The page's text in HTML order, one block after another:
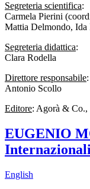
Segreteria scientifica:
Carmela Pierini
Mattia Delmondo, Ida
Segreteria didattica:
Clara Rodella
Direttore responsabile:
Antonio Scollo
Editore: Agorà & Co.,
EUGENIO
English